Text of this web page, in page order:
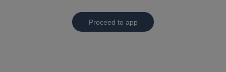
Proceed to app